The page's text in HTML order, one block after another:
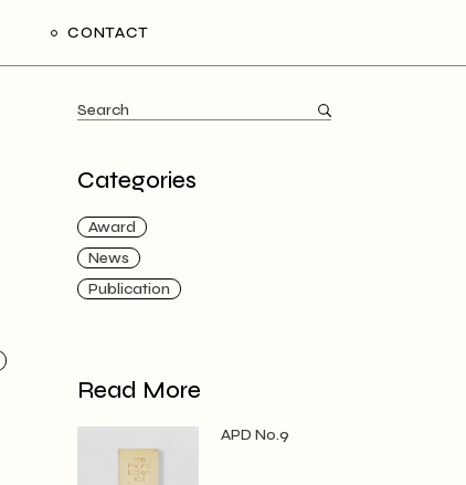
CONTACT
Search
for:
Categories
Award
News
Publication
Read More
APD No.9